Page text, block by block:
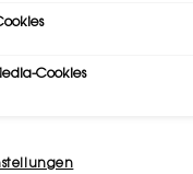
Cookies